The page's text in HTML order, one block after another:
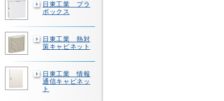
日東工業 プラ
ボックス
日東工業 熱対
策キャビネット
日東工業 情報
通信キャビネッ
ト